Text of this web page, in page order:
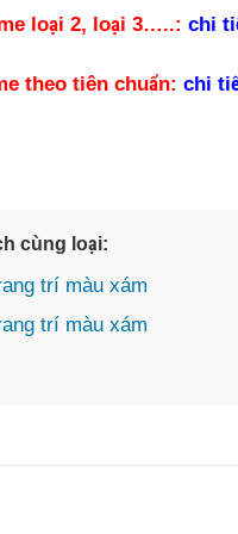
loại 2, loại 3…..: chi
theo tiên chuẩn: chi
cùng loại:
trí màu xám
trí màu xám